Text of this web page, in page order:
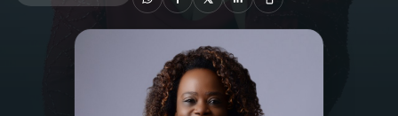
PROGRAMAÇÃO